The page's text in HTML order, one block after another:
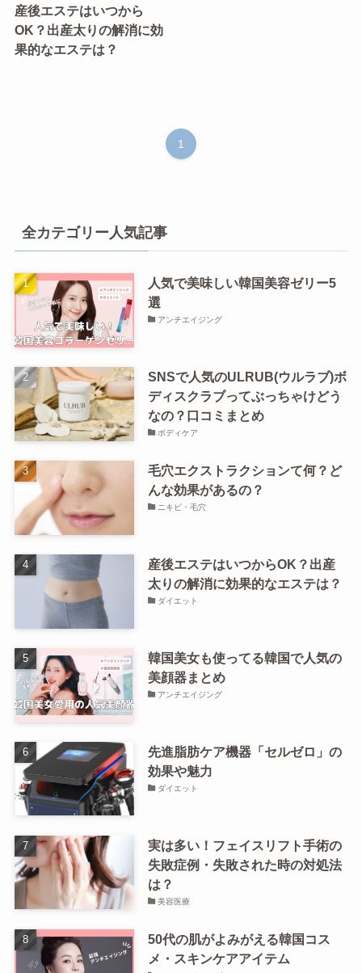
産後エステはいつから
OK？出産太りの解消に効
果的なエステは？
1
全カテゴリー人気記事
人気で美味しい韓国美容ゼリー5
選
アンチエイジング
SNSで人気のULRUB(ウルラブ)ボ
ディスクラブってぶっちゃけどう
なの？口コミまとめ
ボディケア
毛穴エクストラクションて何？ど
んな効果があるの？
ニキビ・毛穴
産後エステはいつからOK？出産
太りの解消に効果的なエステは？
ダイエット
韓国美女も使ってる韓国で人気の
美顔器まとめ
アンチエイジング
先進脂肪ケア機器「セルゼロ」の
効果や魅力
ダイエット
実は多い！フェイスリフト手術の
失敗症例・失敗された時の対処法
は？
美容医療
50代の肌がよみがえる韓国コス
メ・スキンケアアイテム